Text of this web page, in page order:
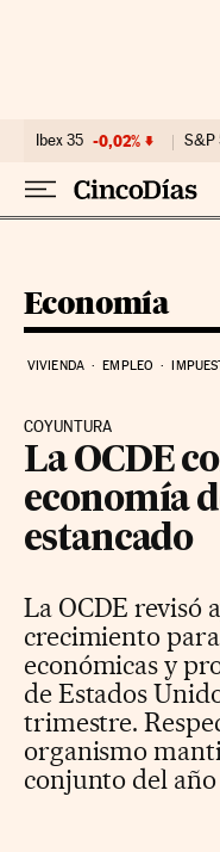
Ibex 35 -0,02% S&P
Economía
VIVIENDA EMPLEO
COYUNTURA
La OCDE
economía
estancado
La OCDE revisó
crecimiento
económicas y
de Estados
trimestre.
organismo
conjunto del año